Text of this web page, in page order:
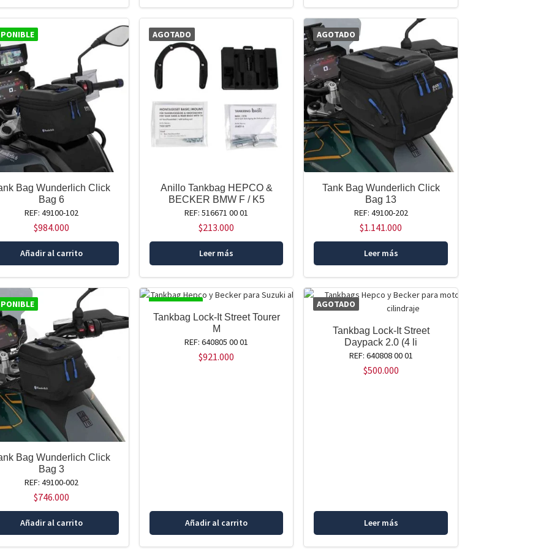
Bag Wunderlich Click
Bag 6
REF: 49100-102
$984.000
Añadir al carrito
AGOTADO
Anillo Tankbag HEPCO &
BECKER BMW F / K5
REF: 516671 00 01
$213.000
Leer más
AGOTADO
Tank Bag Wunderlich Click
Bag 13
REF: 49100-202
$1.141.000
Leer más
Bag Wunderlich Click
Bag 3
REF: 49100-002
$746.000
Añadir al carrito
DISPONIBLE
Tankbag Lock-It Street Tourer
M
REF: 640805 00 01
$921.000
Añadir al carrito
AGOTADO
Tankbag Lock-It Street
Daypack 2.0 (4 li
REF: 640808 00 01
$500.000
Leer más